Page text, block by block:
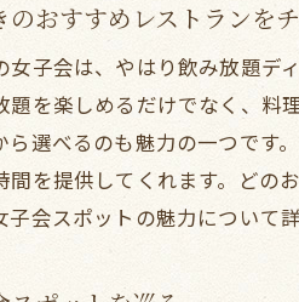
のおすすめレストランを
女子会は、やはり飲み放題デ
題を楽しめるだけでなく、料
ら選べるのも魅力の一つです
間を提供してくれます。どの
子会スポットの魅力について